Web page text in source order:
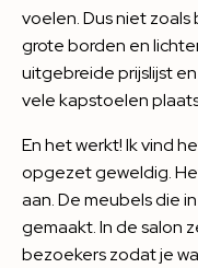
voelen. Dus niet
grote borden en
uitgebreide prijslijst
vele kapstoelen
En het werkt! Ik vind
opgezet geweldig.
aan. De meubels die
gemaakt. In de salon
bezoekers zodat je